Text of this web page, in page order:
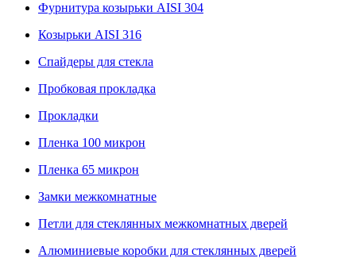
Фурнитура козырьки AISI 304
Козырьки AISI 316
Спайдеры для стекла
Пробковая прокладка
Прокладки
Пленка 100 микрон
Пленка 65 микрон
Замки межкомнатные
Петли для стеклянных межкомнатных дверей
Алюминиевые коробки для стеклянных дверей